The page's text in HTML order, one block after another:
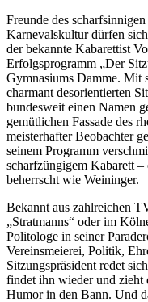
Freunde des
Karnevalskultur dürfen
der bekannte Kabarettist
Erfolgsprogramm „Der
Gymnasiums Damme. Mit
charmant desorientierten
bundesweit einen Namen
gemütlichen Fassade des
meisterhafter Beobachter
seinem Programm
scharfzüngigem Kabarett
beherrscht wie Weininger.
Bekannt aus zahlreichen
„Stratmanns“ oder im
Politologe in seiner
Vereinsmeierei, Politik,
Sitzungspräsident redet
findet ihn wieder und zieht
Humor in den Bann. Und